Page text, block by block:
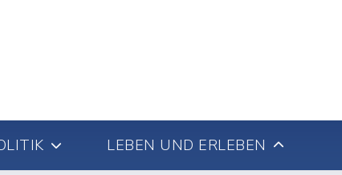
LEBEN UND ERLEBEN